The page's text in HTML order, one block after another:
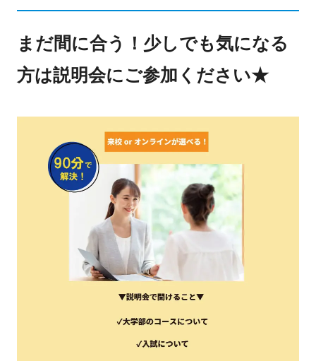
まだ間に合う！少しでも気になる
方は説明会にご参加ください★